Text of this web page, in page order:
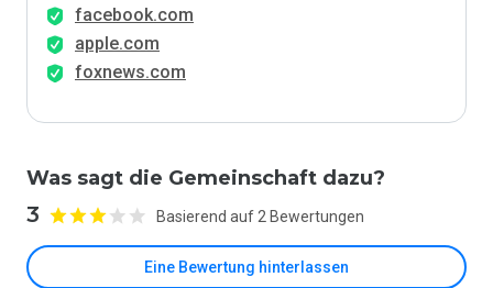
facebook.com
apple.com
foxnews.com
Was sagt die Gemeinschaft dazu?
3 Basierend auf 2 Bewertungen
Eine Bewertung hinterlassen